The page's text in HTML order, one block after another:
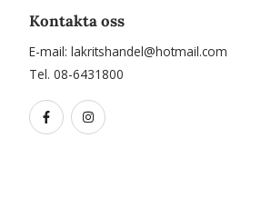
Kontakta oss
E-mail: lakritshandel@hotmail.com
Tel. 08-6431800